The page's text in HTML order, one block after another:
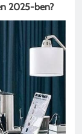
2025-ben?